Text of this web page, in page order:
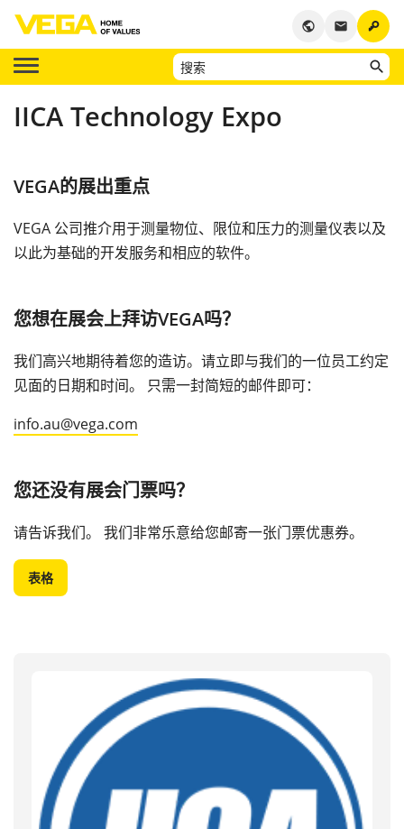
key
email
public
IICA Technology Expo
VEGA的展出重点
VEGA 公司推介用于测量物位、限位和压力的测量仪表以及
以此为基础的开发服务和相应的软件。
您想在展会上拜访VEGA吗？
我们高兴地期待着您的造访。请立即与我们的一位员工约定
见面的日期和时间。 只需一封简短的邮件即可：
info.au@vega.com
您还没有展会门票吗？
请告诉我们。 我们非常乐意给您邮寄一张门票优惠券。
表格